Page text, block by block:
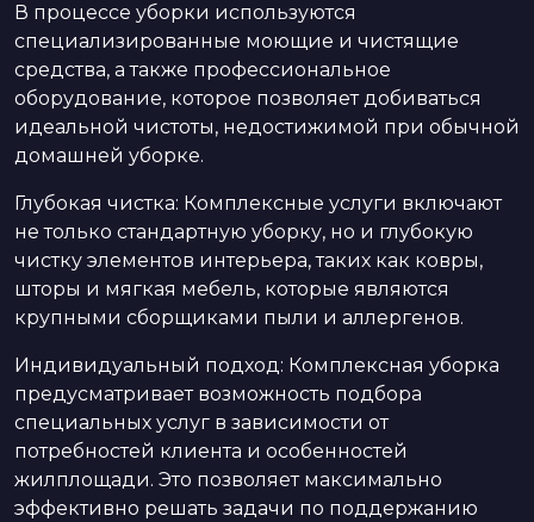
В процессе уборки используются
специализированные моющие и чистящие
средства, а также профессиональное
оборудование, которое позволяет добиваться
идеальной чистоты, недостижимой при обычной
домашней уборке.
Глубокая чистка: Комплексные услуги включают
не только стандартную уборку, но и глубокую
чистку элементов интерьера, таких как ковры,
шторы и мягкая мебель, которые являются
крупными сборщиками пыли и аллергенов.
Индивидуальный подход: Комплексная уборка
предусматривает возможность подбора
специальных услуг в зависимости от
потребностей клиента и особенностей
жилплощади. Это позволяет максимально
эффективно решать задачи по поддержанию